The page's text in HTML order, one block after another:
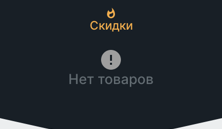
Скидки
Нет товаров